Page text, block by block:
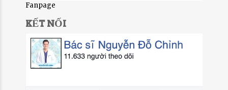
Fanpage
KẾT NỐI